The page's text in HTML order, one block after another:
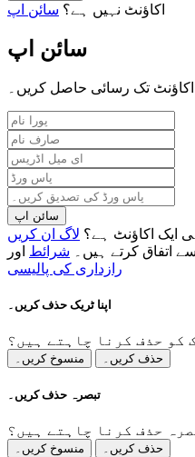
اکاؤنٹ نہیں ہے؟ سائن اپ
سائن اپ
اکاؤنٹ تک رسائی حاصل کریں۔
سائن اپ
ایک اکاؤنٹ ہے؟ لاگ ان کریں
اتفاق کرتے ہیں۔ شرائط اور
رازداری کی پالیسی
اپنا ٹریک حذف کریں۔
کو حذف کرنا چاہتے ہیں؟
منسوخ کریں۔ حذف کریں۔
تبصرہ حذف کریں۔
حذف کرنا چاہتے ہیں؟
منسوخ کریں۔ حذف کریں۔